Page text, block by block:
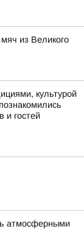
из Великого
культурой
и гостей
атмосферными